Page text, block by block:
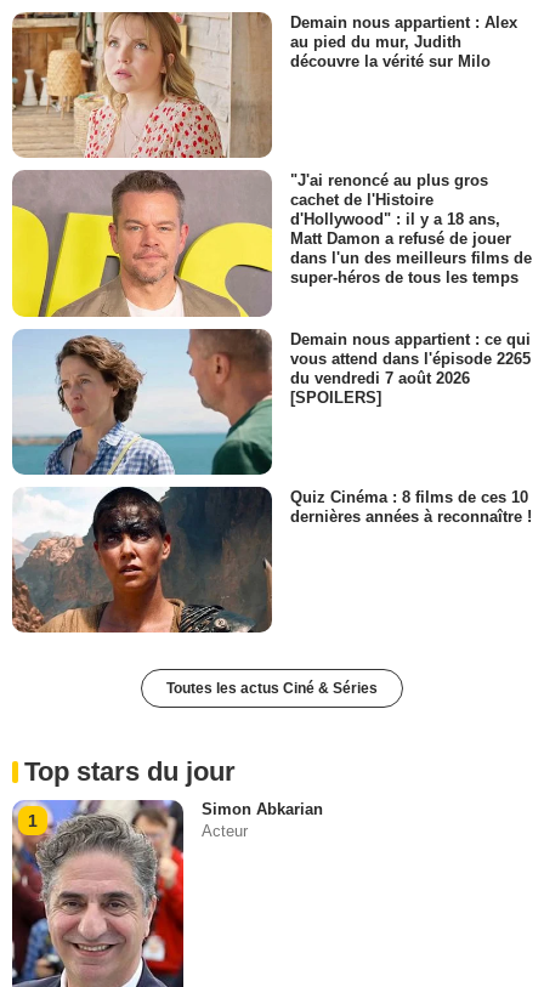
Demain nous appartient : Alex
au pied du mur, Judith
découvre la vérité sur Milo
"J'ai renoncé au plus gros
cachet de l'Histoire
d'Hollywood" : il y a 18 ans,
Matt Damon a refusé de jouer
dans l'un des meilleurs films de
super-héros de tous les temps
Demain nous appartient : ce qui
vous attend dans l'épisode 2265
du vendredi 7 août 2026
[SPOILERS]
Quiz Cinéma : 8 films de ces 10
dernières années à reconnaître !
Toutes les actus Ciné & Séries
Top stars du jour
1
Simon Abkarian
Acteur